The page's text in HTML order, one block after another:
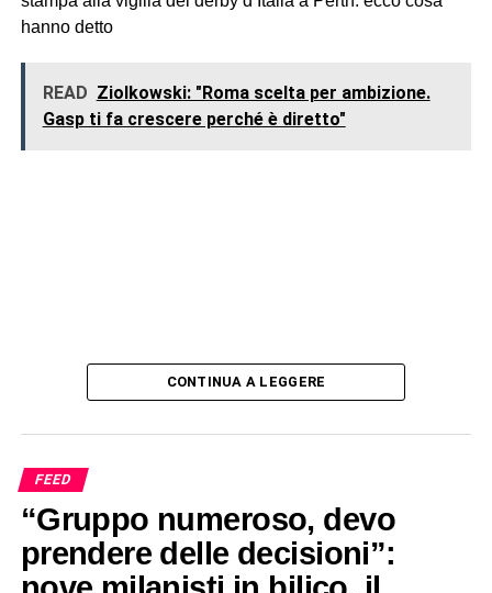
hanno detto
READ Ziolkowski: "Roma scelta per ambizione.
Gasp ti fa crescere perché è diretto"
CONTINUA A LEGGERE
FEED
“Gruppo numeroso, devo
prendere delle decisioni”: